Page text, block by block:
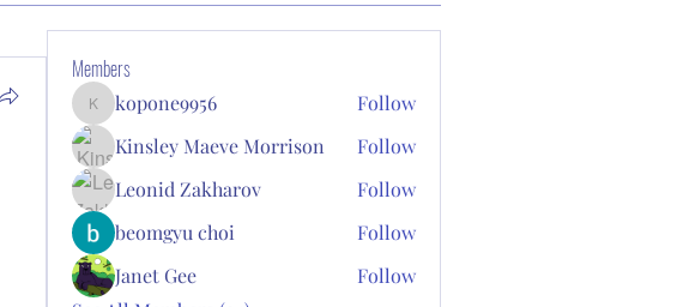
Members
kopone9956
kopone9956
Follow
Kinsley Maeve Morrison
Follow
Leonid Zakharov
Follow
beomgyu choi
Follow
Janet Gee
Follow